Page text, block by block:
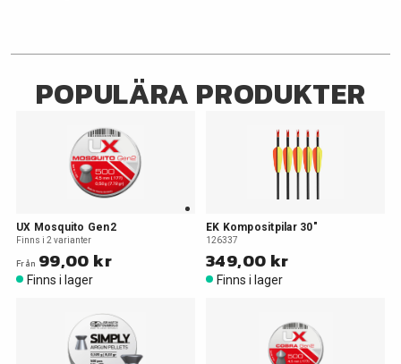
POPULÄRA PRODUKTER
UX Mosquito Gen2
Finns i 2 varianter
Från 99,00 kr
Finns i lager
EK Kompositpilar 30"
126337
349,00 kr
Finns i lager